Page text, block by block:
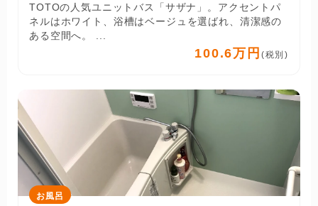
TOTOの人気ユニットバス「サザナ」。アクセントパ
ネルはホワイト、浴槽はベージュを選ばれ、清潔感の
ある空間へ。 ...
100.6万円 (税別)
お風呂